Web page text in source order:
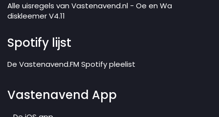
Alle uisregels van Vastenavend.nl - Oe en Wa
diskleemer V4.11
Spotify lijst
De Vastenavend.FM Spotify pleelist
Vastenavend App